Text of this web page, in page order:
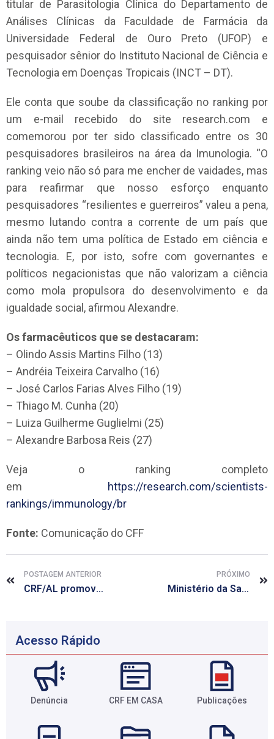
titular de Parasitologia Clínica do Departamento de
Análises Clínicas da Faculdade de Farmácia da
Universidade Federal de Ouro Preto (UFOP) e
pesquisador sênior do Instituto Nacional de Ciência e
Tecnologia em Doenças Tropicais (INCT – DT).
Ele conta que soube da classificação no ranking por
um e-mail recebido do site research.com e
comemorou por ter sido classificado entre os 30
pesquisadores brasileiros na área da Imunologia. “O
ranking veio não só para me encher de vaidades, mas
para reafirmar que nosso esforço enquanto
pesquisadores “resilientes e guerreiros” valeu a pena,
mesmo lutando contra a corrente de um país que
ainda não tem uma política de Estado em ciência e
tecnologia. E, por isto, sofre com governantes e
políticos negacionistas que não valorizam a ciência
como mola propulsora do desenvolvimento e da
igualdade social, afirmou Alexandre.
Os farmacêuticos que se destacaram:
– Olindo Assis Martins Filho (13)
– Andréia Teixeira Carvalho (16)
– José Carlos Farias Alves Filho (19)
– Thiago M. Cunha (20)
– Luiza Guilherme Guglielmi (25)
– Alexandre Barbosa Reis (27)
Veja o ranking completo
em https://research.com/scientists-
rankings/immunology/br
Fonte: Comunicação do CFF
POSTAGEM ANTERIOR
CRF/AL promove talk show e atendimentos no dia do Uso Racional de Medicamentos
PRÓXIMO
Ministério da Saúde lança concurso sobre uso racional de medicamentos
Acesso Rápido
Denúncia CRF EM CASA Publicações